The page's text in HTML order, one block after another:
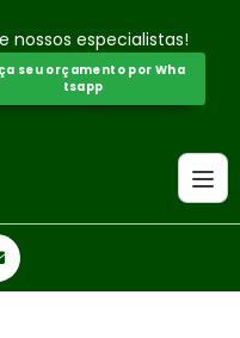
especialistas!
seu orçamento por Wha
tsapp